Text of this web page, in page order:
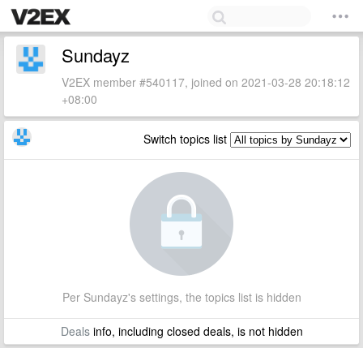
Sundayz
V2EX member #540117, joined on 2021-03-28 20:18:12
+08:00
Switch topics list
Per Sundayz's settings, the topics list is hidden
Dealsinfo, including closed deals, is not hidden